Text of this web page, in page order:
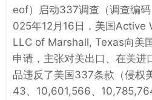
eof）启动337调查（调查编
025年12月16日，美国Active
LLC of Marshall, Texas向美
申请，主张对美出口、在美进
品违反了美国337条款（侵权
43、10,601,566、